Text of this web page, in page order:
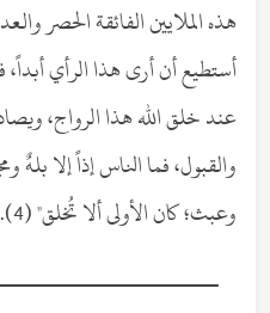
هذه الملايين الفائقة الحصر
أستطيع أن أرى هذا الرأي
عند خلق الله هذا الرواج،
والقبول، فما الناس إذاً إلا بلهٌ
وعبث؛ كان الأولى ألا تُخلق" (4).